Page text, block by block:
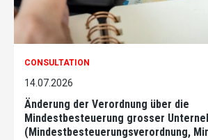
CONSULTATION
14.07.2026
Änderung der Verordnung über die
Mindestbesteuerung grosser
(Mindestbesteuerungsverordnung,